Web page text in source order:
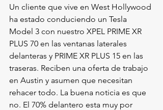
Un cliente que vive en West Hollywood
ha estado conduciendo un Tesla
Model 3 con nuestro XPEL PRIME XR
PLUS 70 en las ventanas laterales
delanteras y PRIME XR PLUS 15 en las
traseras. Reciben una oferta de trabajo
en Austin y asumen que necesitan
rehacer todo. La buena noticia es que
no. El 70% delantero esta muy por